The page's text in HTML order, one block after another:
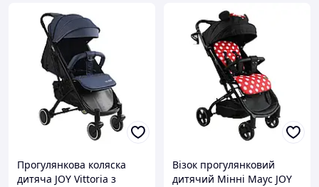
Прогулянкова коляска
дитяча JOY Vittoria з
Візок прогулянковий
дитячий Мінні Маус JOY